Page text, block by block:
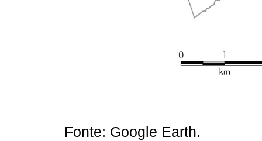
Fonte: Google Earth.